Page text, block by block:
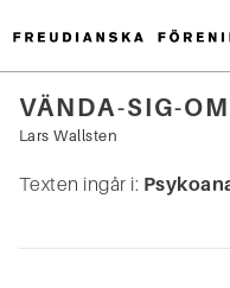
till
innehåll
Sök
VÄNDA-SIG-OM
Lars Wallsten
Texten ingår i: